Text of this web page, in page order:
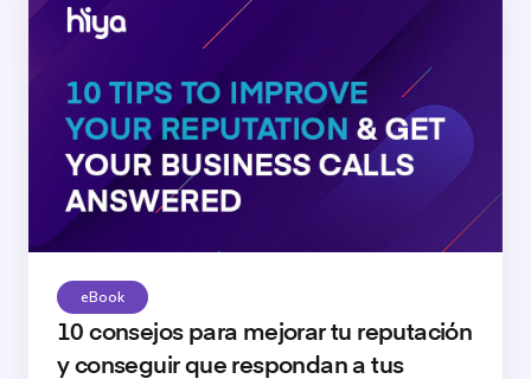
eBook
10 consejos para mejorar tu reputación
y conseguir que respondan a tus